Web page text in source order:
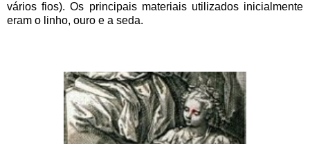
vários fios). Os principais materiais utilizados inicialmente
eram o linho, ouro e a seda.